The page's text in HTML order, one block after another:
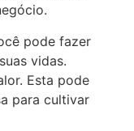
pode fazer
vidas.
Esta pode
para cultivar